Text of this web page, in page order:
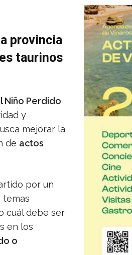
provincia
taurinos
Niño Perdido
y
mejorar la
de actos
por un
temas
cuál debe ser
en los
o